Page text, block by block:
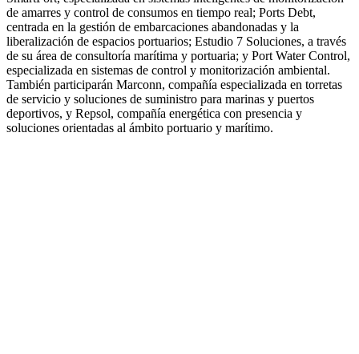
de amarres y control de consumos en tiempo real; Ports Debt,
centrada en la gestión de embarcaciones abandonadas y la
liberalización de espacios portuarios; Estudio 7 Soluciones, a través
de su área de consultoría marítima y portuaria; y Port Water Control,
especializada en sistemas de control y monitorización ambiental.
También participarán Marconn, compañía especializada en torretas
de servicio y soluciones de suministro para marinas y puertos
deportivos, y Repsol, compañía energética con presencia y
soluciones orientadas al ámbito portuario y marítimo.